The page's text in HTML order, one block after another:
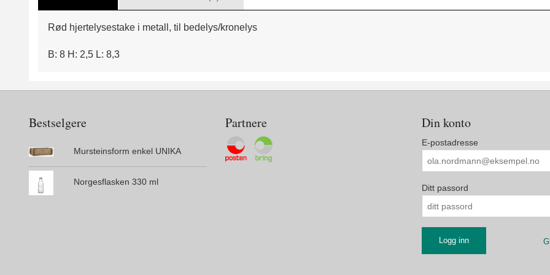
Rød hjertelysestake i metall, til bedelys/kronelys
B: 8 H: 2,5 L: 8,3
Bestselgere
Mursteinsform enkel UNIKA
Norgesflasken 330 ml
Partnere Din konto
E-postadresse
Ditt passord